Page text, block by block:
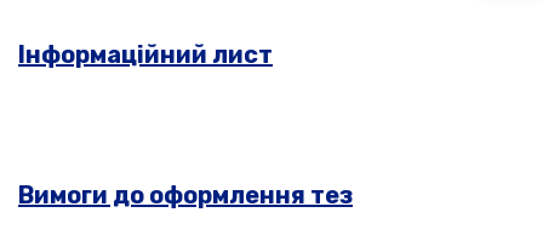
Інформаційний лист
Вимоги до оформлення тез